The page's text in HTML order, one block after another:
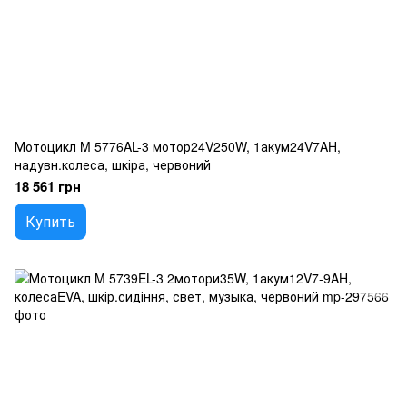
Мотоцикл M 5776AL-3 мотор24V250W, 1акум24V7AH,
надувн.колеса, шкіра, червоний
18 561 грн
Купить